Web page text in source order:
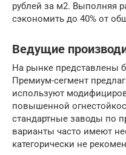
рублей за м2. Выполняя
сэкономить до 40% от
Ведущие
На рынке представлены
Премиум-сегмент
используют
повышенной
стандартные заводы по
варианты часто имеют
категорически не